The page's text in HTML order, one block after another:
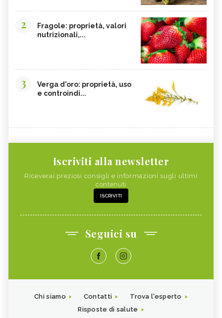
2
Fragole: proprietà, valori
nutrizionali,...
3
Verga d'oro: proprietà, uso
e controindi...
Iscriviti alla newsletter
Riceverai preziosi consigli e informazioni sugli ultimi
contenuti
ISCRIVITI
Seguici su
Chi siamo Contatti
Trova l'esperto
Risposte di salute